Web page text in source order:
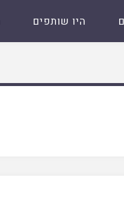
היו שותפים